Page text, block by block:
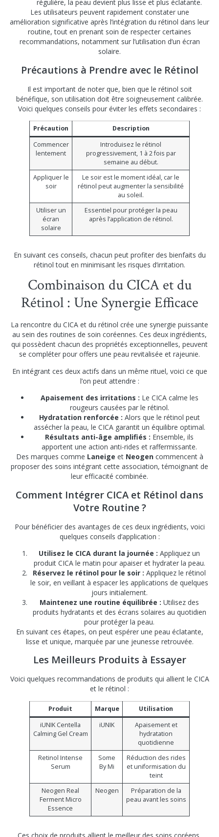
régulière, la peau devient plus lisse et plus éclatante.
Les utilisateurs peuvent rapidement constater une
amélioration significative après l’intégration du rétinol dans leur
routine, tout en prenant soin de respecter certaines
recommandations, notamment sur l’utilisation d’un écran
solaire.
Précautions à Prendre avec le Rétinol
Il est important de noter que, bien que le rétinol soit
bénéfique, son utilisation doit être soigneusement calibrée.
Voici quelques conseils pour éviter les effets secondaires :
Précaution
Description
Commencer
lentement
Introduisez le rétinol
progressivement, 1 à 2 fois par
semaine au début.
Appliquer le
soir
Le soir est le moment idéal, car le
rétinol peut augmenter la sensibilité
au soleil.
Utiliser un
écran
solaire
Essentiel pour protéger la peau
après l’application de rétinol.
En suivant ces conseils, chacun peut profiter des bienfaits du
rétinol tout en minimisant les risques d’irritation.
Combinaison du CICA et du
Rétinol : Une Synergie Efficace
La rencontre du CICA et du rétinol crée une synergie puissante
au sein des routines de soin coréennes. Ces deux ingrédients,
qui possèdent chacun des propriétés exceptionnelles, peuvent
se compléter pour offers une peau revitalisée et rajeunie.
En intégrant ces deux actifs dans un même rituel, voici ce que
l’on peut attendre :
Apaisement des irritations : Le CICA calme les
rougeurs causées par le rétinol.
Hydratation renforcée : Alors que le rétinol peut
assécher la peau, le CICA garantit un équilibre optimal.
Résultats anti-âge amplifiés : Ensemble, ils
apportent une action anti-rides et raffermissante.
Des marques comme Laneige et Neogencommencent à
proposer des soins intégrant cette association, témoignant de
leur efficacité combinée.
Comment Intégrer CICA et Rétinol dans
Votre Routine ?
Pour bénéficier des avantages de ces deux ingrédients, voici
quelques conseils d’application :
Utilisez le CICA durant la journée : Appliquez un
produit CICA le matin pour apaiser et hydrater la peau.
Réservez le rétinol pour le soir : Appliquez le rétinol
le soir, en veillant à espacer les applications de quelques
jours initialement.
Maintenez une routine équilibrée : Utilisez des
produits hydratants et des écrans solaires au quotidien
pour protéger la peau.
En suivant ces étapes, on peut espérer une peau éclatante,
lisse et unique, marquée par une jeunesse retrouvée.
Les Meilleurs Produits à Essayer
Voici quelques recommandations de produits qui allient le CICA
et le rétinol :
Produit Marque
Utilisation
iUNIK Centella
Calming Gel Cream
iUNIK
Apaisement et
hydratation
quotidienne
Retinol Intense
Serum
Some
By Mi
Réduction des rides
et uniformisation du
teint
Neogen Real
Ferment Micro
Essence
Neogen
Préparation de la
peau avant les soins
Ces choix de produits allient le meilleur des soins coréens,